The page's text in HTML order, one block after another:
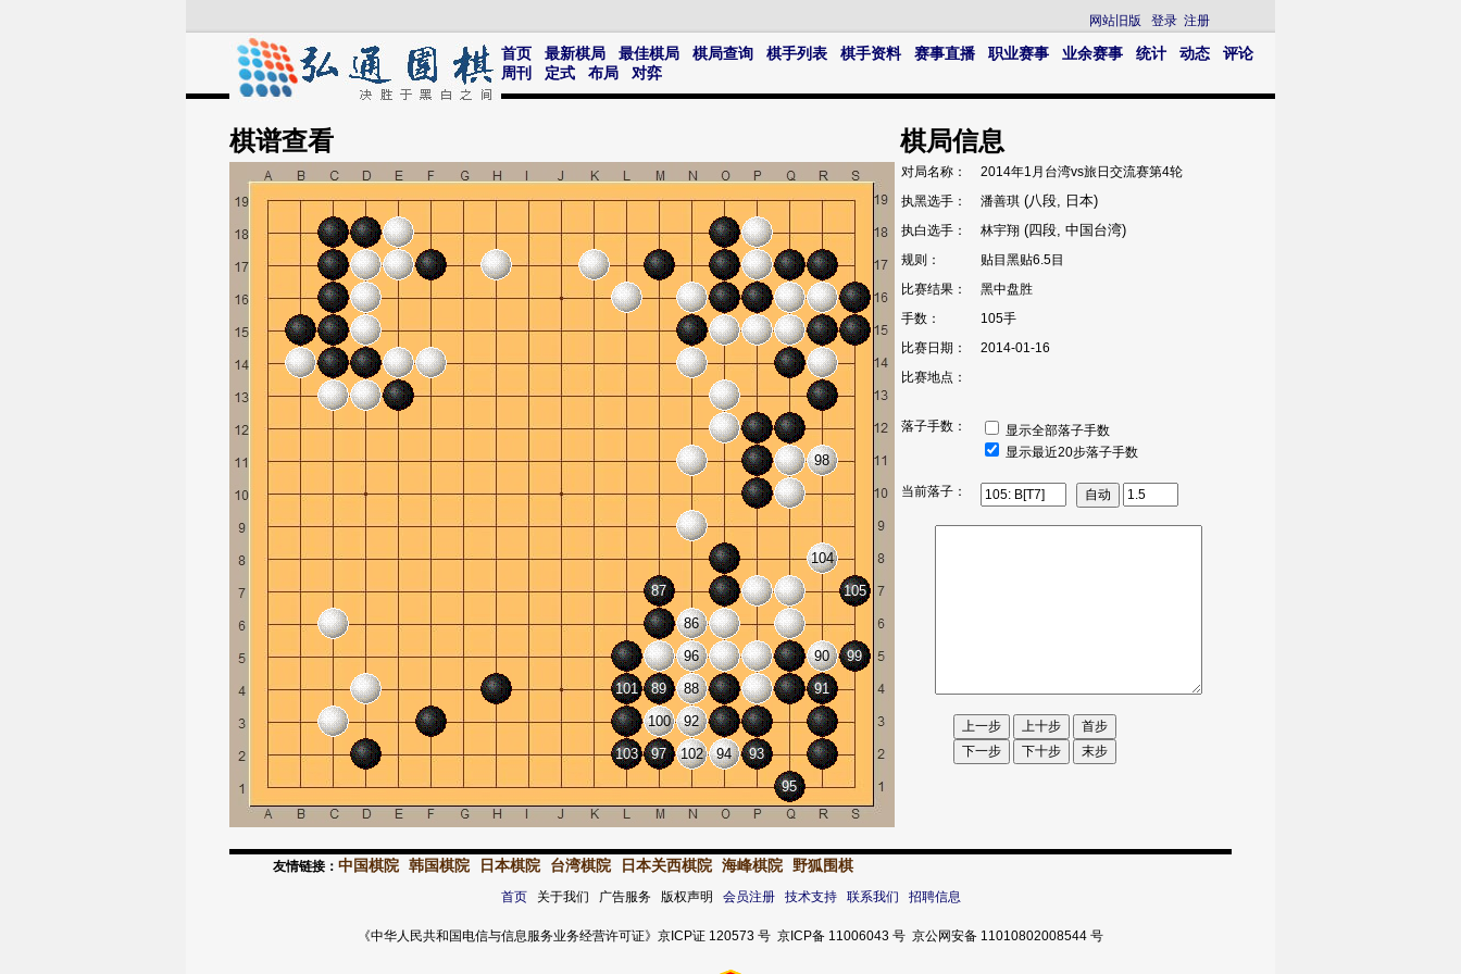
网站旧版 登录 注册
首页 最新棋局 最佳棋局 棋局查询 棋手列表 棋手资料 赛事直播 职业赛事 业余赛事 统计 动态
评论
周刊
定式 布局 对弈
棋谱查看
86
87
88
89
90
91
92
93
94
95
96
97
98
99
100
101
102
103
104
105
棋局信息
对局名称：
2014年1月台湾vs旅日交流赛第4轮
执黑选手：
潘善琪 (八段, 日本)
执白选手： 林宇翔 (四段, 中国台湾)
规则：
贴目黑贴6.5目
比赛结果：
黑中盘胜
手数：
105手
比赛日期：
2014-01-16
比赛地点：
落子手数：
显示全部落子手数
显示最近20步落子手数
当前落子：
友情链接： 中国棋院 韩国棋院 日本棋院 台湾棋院 日本关西棋院 海峰棋院 野狐围棋
首页关于我们 广告服务 版权声明 会员注册 技术支持 联系我们 招聘信息
《中华人民共和国电信与信息服务业务经营许可证》京ICP证 120573 号 京ICP备 11006043 号 京公网安备 11010802008544 号